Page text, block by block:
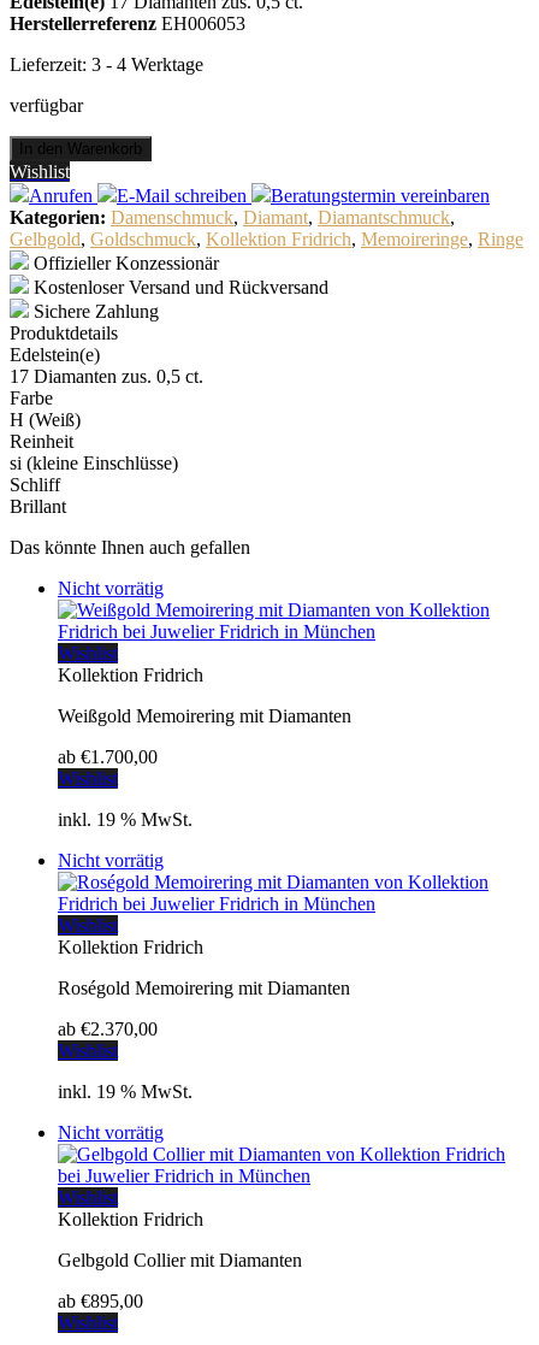
Herstellerreferenz EH006053
Lieferzeit: 3 - 4 Werktage
verfügbar
Gelbgold
Memoirering
mit
Diamanten
Menge
In den Warenkorb
Wishlist
Anrufen
E-Mail schreiben Beratungstermin vereinbaren
Kategorien: Damenschmuck, Diamant, Diamantschmuck,
Gelbgold, Goldschmuck, Kollektion Fridrich, Memoireringe, Ringe
Offizieller Konzessionär
Kostenloser Versand und Rückversand
Sichere Zahlung
Produktdetails
Edelstein(e)
17 Diamanten zus. 0,5 ct.
Farbe
H (Weiß)
Reinheit
si (kleine Einschlüsse)
Schliff
Brillant
Das könnte Ihnen auch gefallen
Nicht vorrätig
Wishlist
Kollektion Fridrich
Weißgold Memoirering mit Diamanten
ab €1.700,00
Wishlist
inkl. 19 % MwSt.
Nicht vorrätig
Wishlist
Kollektion Fridrich
Roségold Memoirering mit Diamanten
ab €2.370,00
Wishlist
inkl. 19 % MwSt.
Nicht vorrätig
Wishlist
Kollektion Fridrich
Gelbgold Collier mit Diamanten
ab €895,00
Wishlist